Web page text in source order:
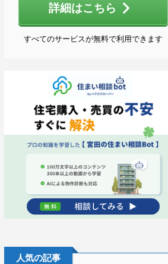
詳細はこちら
すべてのサービスが無料で利用できます
人気の記事